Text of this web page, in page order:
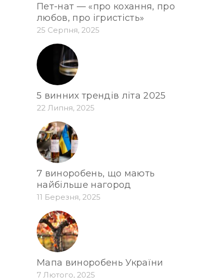
Пет-нат — «про кохання, про
любов, про ігристість»
25 Серпня, 2025
5 винних трендів літа 2025
22 Липня, 2025
7 виноробень, що мають
найбільше нагород
11 Березня, 2025
Мапа виноробень України
7 Лютого, 2025